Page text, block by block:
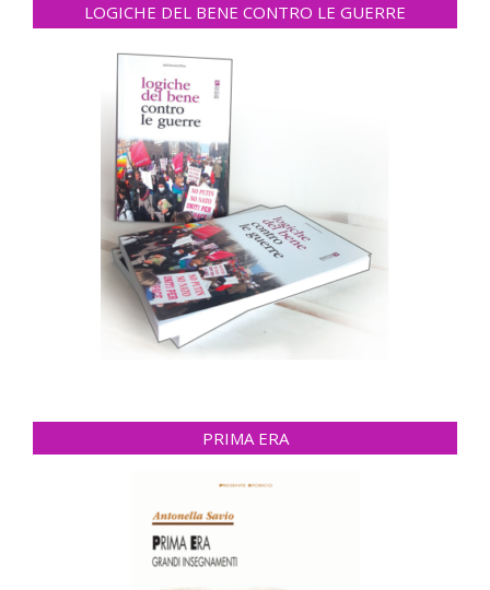
LOGICHE DEL BENE CONTRO LE GUERRE
PRIMA ERA